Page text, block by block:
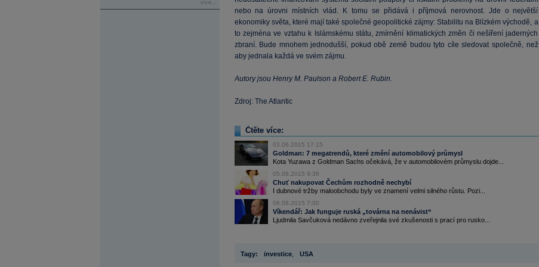
více...
nebo na úrovni místních vlád. K tomu se přidává i příjmová nerovnost. Jde o největší
ekonomiky světa, které mají také společné geopolitické zájmy: Stabilitu na Blízkém východě, a
to zejména ve vztahu k Islámskému státu, zmírnění klimatických změn či nešíření jaderných
zbraní. Bude mnohem jednodušší, pokud obě země budou tyto cíle sledovat společně, než
aby jednala každá ve svém zájmu.
Autory jsou Henry M. Paulson a Robert E. Rubin.
Zdroj: The Atlantic
Čtěte více:
03.06.2015 17:15
Goldman: 7 megatrendů, které změní automobilový průmysl
Kota Yuzawa z Goldman Sachs očekává, že v automobilovém průmyslu dojde...
05.06.2015 9:36
Chuť nakupovat Čechům rozhodně nechybí
I dubnové tržby maloobchodu byly ve znamení velmi silného růstu. Pozi...
06.06.2015 7:00
Víkendář: Jak funguje ruská „továrna na nenávist“
Ljudmila Savčuková nedávno zveřejnila své zkušenosti s prací pro rusko...
Tagy: investice, USA